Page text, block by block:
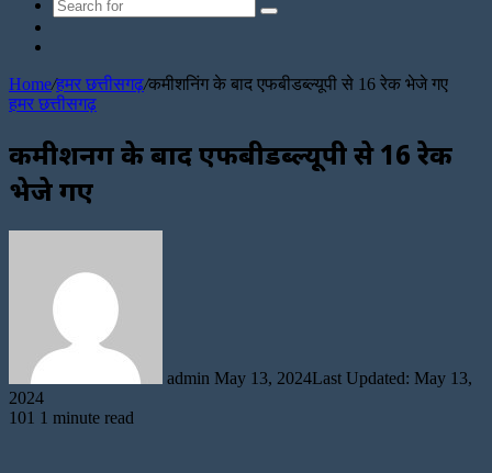
Search
Home/हमर छत्तीसगढ़/कमीशनिंग के बाद एफबीडब्ल्यूपी से 16 रेक भेजे गए
हमर छत्तीसगढ़
कमीशनिंग के बाद एफबीडब्ल्यूपी से 16 रेक
भेजे गए
admin May 13, 2024Last Updated: May 13,
2024
101 1 minute read